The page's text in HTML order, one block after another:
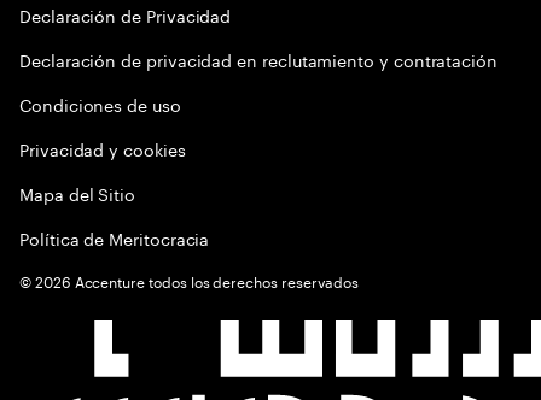
Declaración de Privacidad
Declaración de privacidad en reclutamiento y contratación
Condiciones de uso
Privacidad y cookies
Mapa del Sitio
Política de Meritocracia
©2026 Accenture todos los derechos reservados